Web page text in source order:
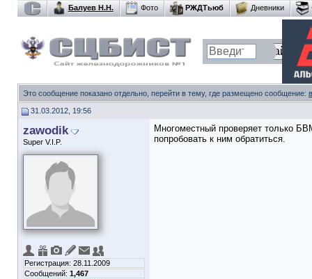
Балуев Н.Н. Фото РЖДТьюб Дневники
Это сообщение показано отдельно, перейти в тему, где размещено сообщение:
31.03.2012, 19:56
zawodik
Super V.I.P.
Регистрация: 28.11.2009
Сообщений: 1,467
Многоместный проверяет только
попробовать к ним обратиться.